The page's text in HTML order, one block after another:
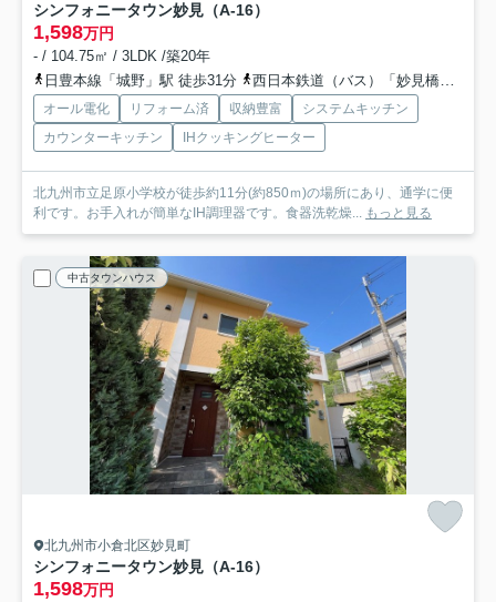
シンフォニータウン妙見（A-16）
1,598万円
- / 104.75㎡ / 3LDK /築20年
日豊本線「城野」駅 徒歩31分
西日本鉄道（バス）「妙見橋（福岡県）」バス停下車 徒歩8分
オール電化 リフォーム済 収納豊富
システムキッチン
カウンターキッチン
IHクッキングヒーター
北九州市立足原小学校が徒歩約11分(約850ｍ)の場所にあり、通学に便
利です。お手入れが簡単なIH調理器です。食器洗乾燥... もっと見る
中古タウンハウス
北九州市小倉北区妙見町
シンフォニータウン妙見（A-16）
1,598万円